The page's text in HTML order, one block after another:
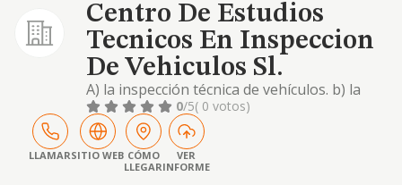
Centro De Estudios
Tecnicos En Inspeccion
De Vehiculos Sl.
A) la inspección técnica de vehículos. b) la
finalidad de verificar el cumplimiento de
carácter obligatorio de las condiciones de
seguridad de productos e instalaciones
industriales, establecidas por los
reglamentos de seguridad industrial,
0/5( 0 votos)
LLAMARSITIO WEB CÓMO
LLEGAR
VER
INFORME